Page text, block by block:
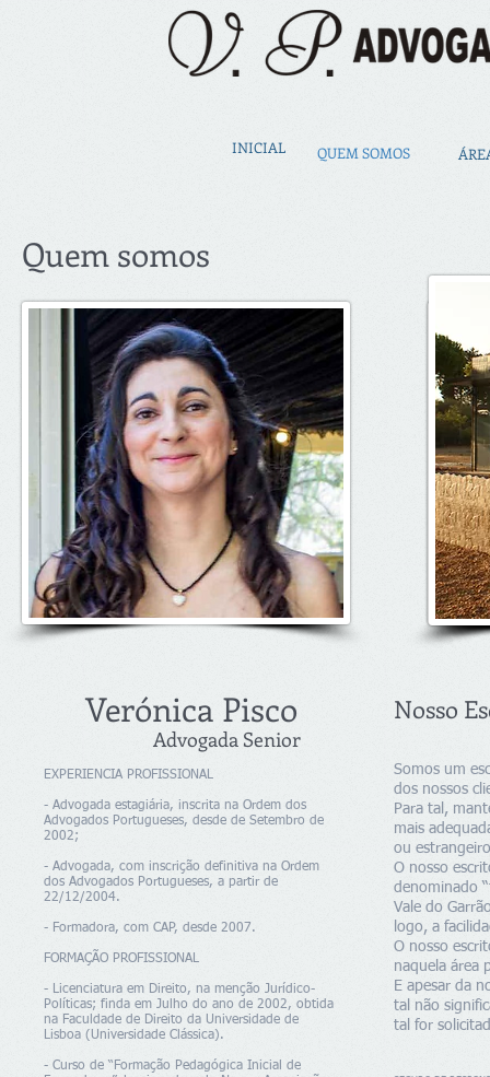
QUEM SOMOS
INICIAL
Quem somos
Verónica Pisco
Advogada Senior
EXPERIENCIA PROFISSIONAL
- Advogada estagiária, inscrita na Ordem dos
Advogados Portugueses, desde de Setembro de
2002;
- Advogada, com inscrição definitiva na Ordem
dos Advogados Portugueses, a partir de
22/12/2004.
- Formadora, com CAP, desde 2007.
FORMAÇÃO PROFISSIONAL
- Licenciatura em Direito, na menção Jurídico-
Políticas; finda em Julho do ano de 2002, obtida
na Faculdade de Direito da Universidade de
Lisboa (Universidade Clássica).
- Curso de “Formação Pedagógica Inicial de
Nosso
Somos um
dos nossos
Para tal,
mais
ou
O nosso
denominado
Vale do
logo, a
O nosso
naquela área
E apesar da
tal não
tal for